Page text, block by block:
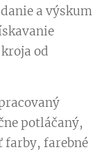
a výskum
od
potláčaný,
farby, farebné